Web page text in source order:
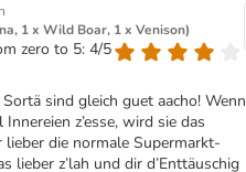
1 x Wild Boar, 1 x Venison)
zero to 5: 4/5
sind gleich guet aacho! Wenn
z’esse, wird sie das
die normale Supermarkt-
lieber z’lah und dir d’Enttäuschig